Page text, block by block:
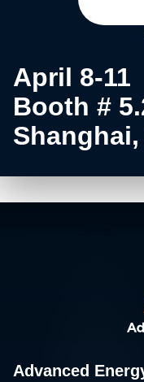
April 8-11
Booth #
Advanced